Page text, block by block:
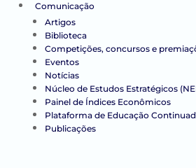
Comunicação
Artigos
Biblioteca
Competições, concursos e
Eventos
Notícias
Núcleo de Estudos Estratégicos
Painel de Índices Econômicos
Plataforma de Educação
Publicações